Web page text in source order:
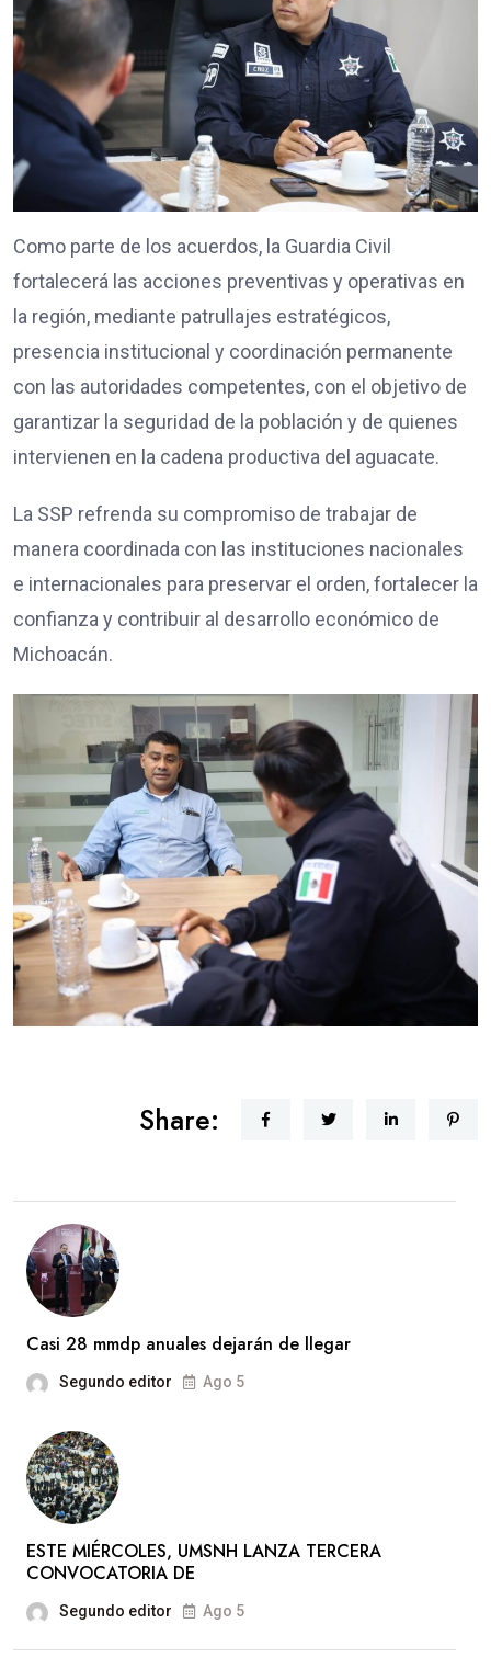
Como parte de los acuerdos, la Guardia Civil
fortalecerá las acciones preventivas y operativas en
la región, mediante patrullajes estratégicos,
presencia institucional y coordinación permanente
con las autoridades competentes, con el objetivo de
garantizar la seguridad de la población y de quienes
intervienen en la cadena productiva del aguacate.
La SSP refrenda su compromiso de trabajar de
manera coordinada con las instituciones nacionales
e internacionales para preservar el orden, fortalecer la
confianza y contribuir al desarrollo económico de
Michoacán.
Share:
Casi 28 mmdp anuales dejarán de llegar
Segundo editor Ago 5
ESTE MIÉRCOLES, UMSNH LANZA TERCERA
CONVOCATORIA DE
Segundo editor Ago 5